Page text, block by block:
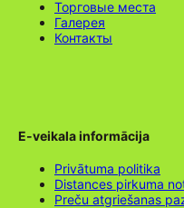
Торговые места
Галерея
Контакты
E-veikala informācija
Privātuma politika
Distances pirkuma
Preču atgriešanas